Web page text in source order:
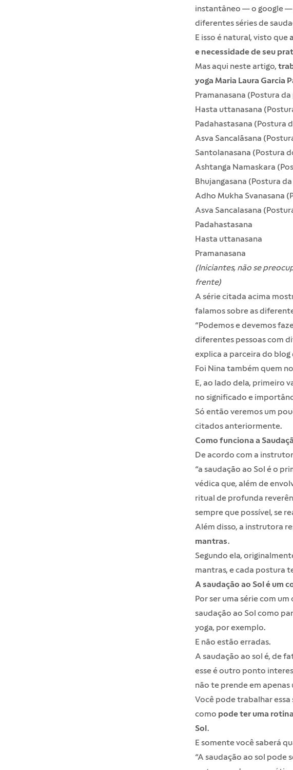
instantâneo — o google
diferentes séries de
E isso é natural, visto que
e necessidade de seu
Mas aqui neste artigo,
yoga Maria Laura Garcia
Pramanasana (Postura da
Hasta uttanasana
Padahastasana (Postura
Asva Sancalāsana
Santolanasana (Postura
Ashtanga Namaskara
Bhujangasana (Postura
Adho Mukha Svanasana
Asva Sancalasana
Padahastasana
Hasta uttanasana
Pramanasana
(Iniciantes, não se
frente)
A série citada acima
falamos sobre as
“Podemos e devemos
diferentes pessoas com
explica a parceira do
Foi Ninatambém quem
E, ao lado dela, primeiro
no significado e
Só então veremos um
citados anteriormente.
Como funciona a
De acordo com a
“a saudação ao Sol é o
védica que, além de
ritual de profunda
sempre que possível, se
Além disso, a instrutora
mantras.
Segundo ela,
mantras, e cada postura
A saudação ao Sol é um
Por ser uma série com
saudação ao Sol como
yoga, por exemplo.
E não estão erradas.
A saudação ao sol é, de
esse é outro ponto
não te prende em
Você pode trabalhar essa
como pode ter uma
Sol.
E somente você saberá
“A saudação ao sol